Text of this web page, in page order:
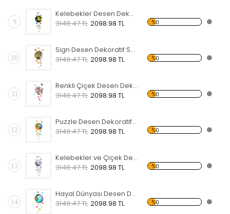
9
Kelebekler Desen Dekoratif Saat
3148.47 TL 2098.98 TL %0
10
Sign Desen Dekoratif Saat
3148.47 TL 2098.98 TL %0
11
Renkli Çiçek Desen Dekoratif Saat
3148.47 TL 2098.98 TL %0
12
Puzzle Desen Dekoratif Saat
3148.47 TL 2098.98 TL %0
13
Kelebekler ve Çiçek Desen Dekoratif Saat
3148.47 TL 2098.98 TL %0
14
Hayal Dünyası Desen Dekoratif Saat
3148.47 TL 2098.98 TL %0